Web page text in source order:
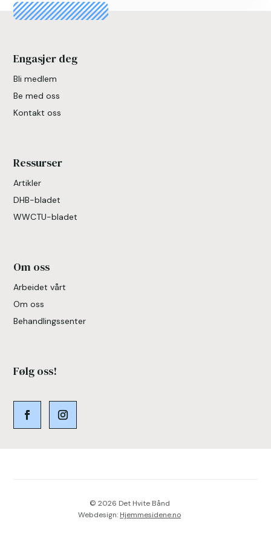
Engasjer deg
Bli medlem
Be med oss
Kontakt oss
Ressurser
Artikler
DHB-bladet
WWCTU-bladet
Om oss
Arbeidet vårt
Om oss
Behandlingssenter
Følg oss!
© 2026 Det Hvite Bånd
Webdesign: Hjemmesidene.no